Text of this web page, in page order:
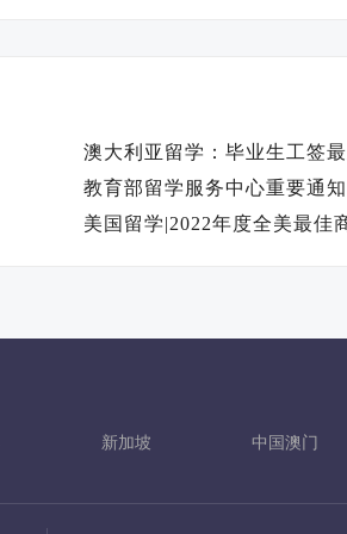
澳大利亚留学：毕业生工签
教育部留学服务中心重要通
美国留学|2022年度全美最佳
新加坡 中国澳门